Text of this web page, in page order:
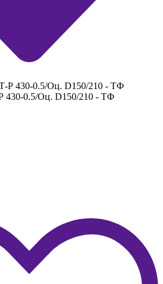
430-0.5/Оц. D150/210 - ТФ